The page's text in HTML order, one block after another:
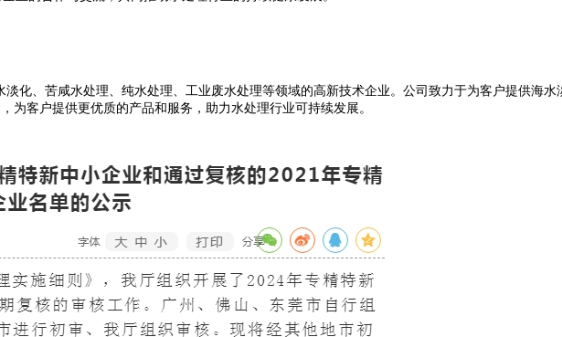
化、苦咸水处理、纯水处理、工业废水处理等领域的高新技术企业。公司致力于为客户提供海
为客户提供更优质的产品和服务，助力水处理行业可持续发展。